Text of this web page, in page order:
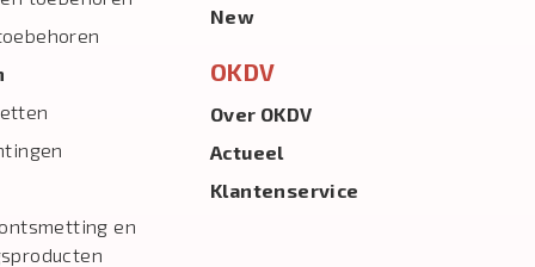
en
New
OKDV
Over OKDV
Actueel
Klantenservice